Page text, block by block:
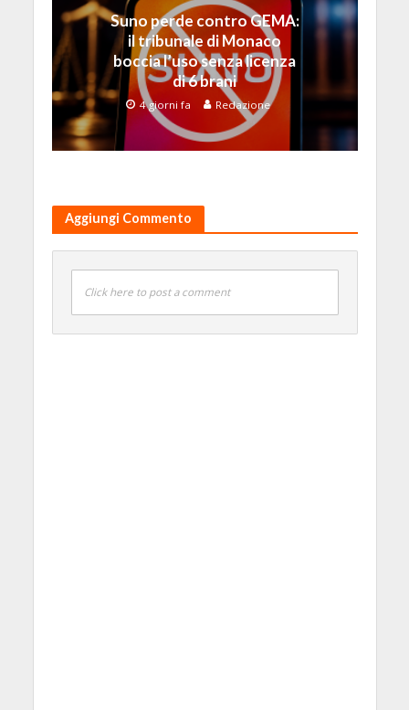
Suno perde contro GEMA:
il tribunale di Monaco
boccia l’uso senza licenza
di 6 brani
4 giorni fa Redazione
Aggiungi Commento
Click here to post a comment